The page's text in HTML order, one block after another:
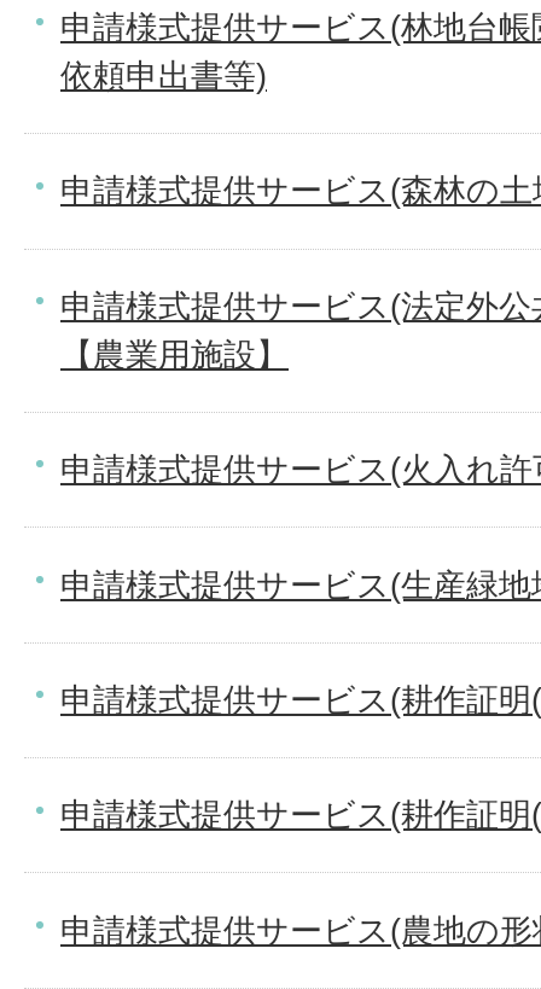
申請様式提供サービス(林地台
依頼申出書等)
申請様式提供サービス(森林の
申請様式提供サービス(法定外
【農業用施設】
申請様式提供サービス(火入れ
申請様式提供サービス(生産緑
申請様式提供サービス(耕作証
申請様式提供サービス(耕作証
申請様式提供サービス(農地の